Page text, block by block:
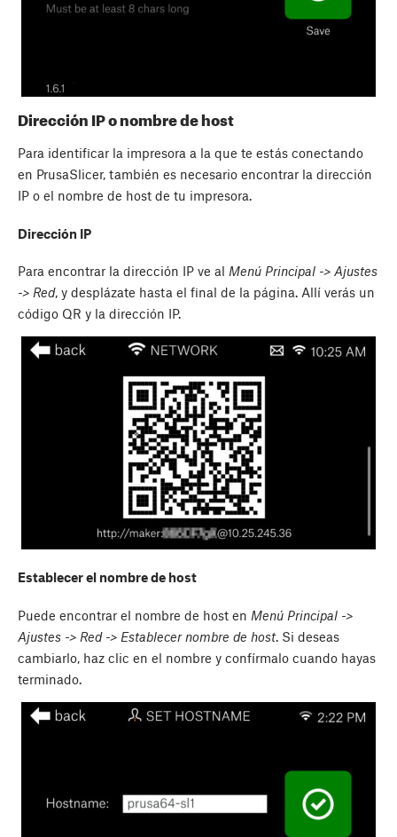
Dirección IP o nombre de host
Para identificar la impresora a la que te estás conectando
en PrusaSlicer, también es necesario encontrar la dirección
IP o el nombre de host de tu impresora.
Dirección IP
Para encontrar la dirección IP ve al Menú Principal -> Ajustes
-> Red, y desplázate hasta el final de la página. Allí verás un
código QR y la dirección IP.
Establecer el nombre de host
Puede encontrar el nombre de host en Menú Principal ->
Ajustes -> Red -> Establecer nombre de host. Si deseas
cambiarlo, haz clic en el nombre y confírmalo cuando hayas
terminado.